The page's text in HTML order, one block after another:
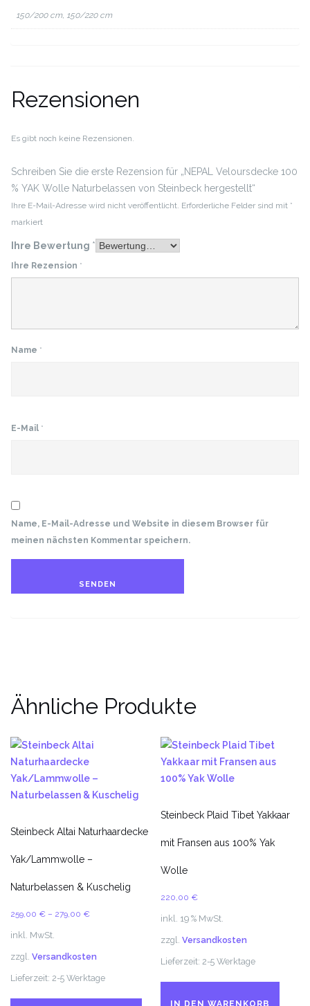
150/200 cm, 150/220 cm
Rezensionen
Es gibt noch keine Rezensionen.
Schreiben Sie die erste Rezension für „NEPAL Veloursdecke 100
% YAK Wolle Naturbelassen von Steinbeck hergestellt“
Ihre E-Mail-Adresse wird nicht veröffentlicht. Erforderliche Felder sind mit *
markiert
Ihre Bewertung *
Ihre Rezension *
Name *
E-Mail *
Name, E-Mail-Adresse und Website in diesem Browser für
meinen nächsten Kommentar speichern.
Ähnliche Produkte
Steinbeck Altai Naturhaardecke
Yak/Lammwolle –
Naturbelassen & Kuschelig
259,00 € – 279,00 €
inkl. MwSt.
zzgl. Versandkosten
Lieferzeit: 2-5 Werktage
Dieses
Steinbeck Plaid Tibet Yakkaar
mit Fransen aus 100% Yak
Wolle
220,00 €
inkl. 19 % MwSt.
zzgl.Versandkosten
Lieferzeit:2-5 Werktage